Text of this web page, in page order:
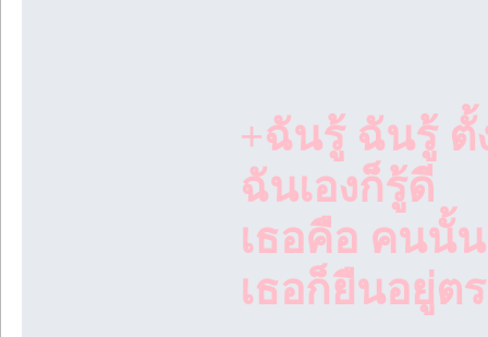
+ฉันรู้ ฉันรู้ ตั้
ฉันเองก็รู้ดี
เธอคือ คนนั้
เธอก็ยืนอยู่ต